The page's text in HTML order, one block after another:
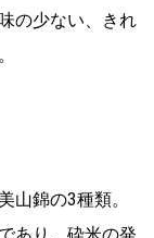
の少ない、きれ
山錦の3種類。